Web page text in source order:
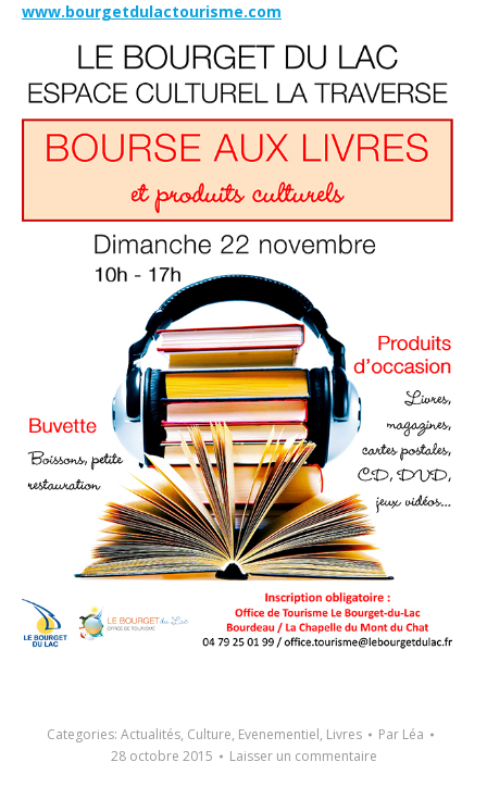
www.bourgetdulactourisme.com
Categories: Actualités, Culture, Evenementiel, Livres Par Léa
28 octobre 2015
Laisser un commentaire